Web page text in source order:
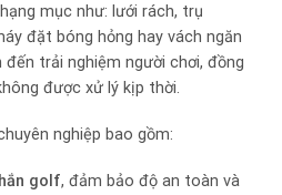
mục như: lưới rách, trụ
đặt bóng hỏng hay vách ngăn
đến trải nghiệm người chơi, đồng
được xử lý kịp thời.
nghiệp bao gồm:
golf, đảm bảo độ an toàn và